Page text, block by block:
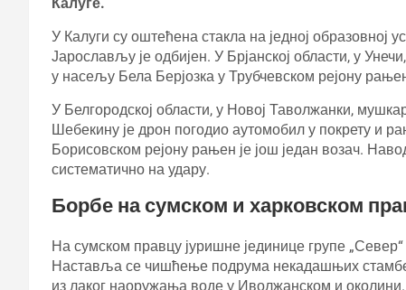
У Калуги су оштећена стакла на једној образовној
Јарослављу је одбијен. У Брјанској области, у
у насељу Бела Берјозка у Трубчевском рејону
У Белгородској области, у Новој Таволжанки,
Шебекину је дрон погодио аутомобил у покрету и
Борисовском рејону рањен је још један возач.
систематично на удару.
Борбе на сумском и харковском
На сумском правцу јуришне јединице групе
Наставља се чишћење подрума некадашњих
из лаког наоружања воде у Иволжанском и околини.